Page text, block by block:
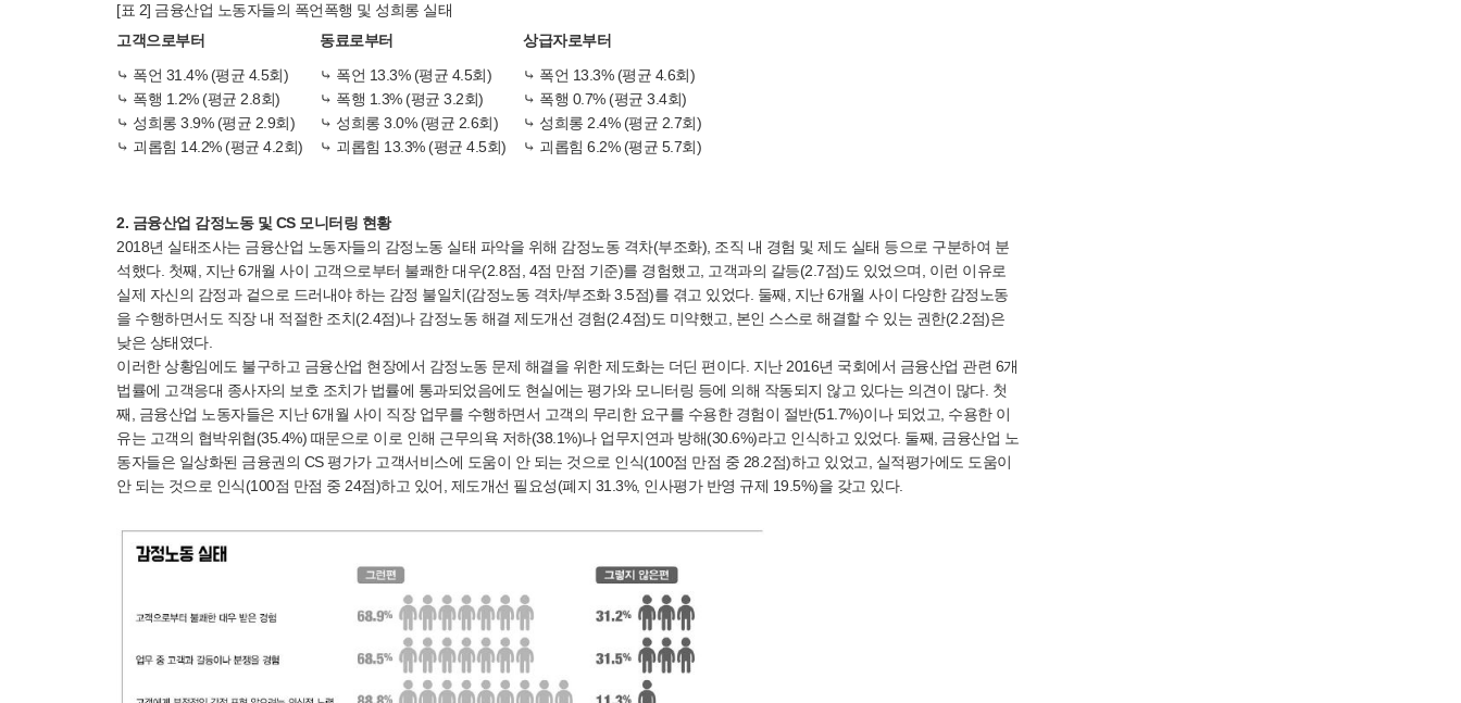
[표 2] 금융산업 노동자들의 폭언폭행 및 성희롱 실태
고객으로부터
동료로부터
상급자로부터
⤷ 폭언 31.4% (평균 4.5회)
⤷ 폭행 1.2% (평균 2.8회)
⤷ 성희롱 3.9% (평균 2.9회)
⤷ 괴롭힘 14.2% (평균 4.2회)
⤷ 폭언 13.3% (평균 4.5회)
⤷ 폭행 1.3% (평균 3.2회)
⤷ 성희롱 3.0% (평균 2.6회)
⤷ 괴롭힘 13.3% (평균 4.5회)
⤷ 폭언 13.3% (평균 4.6회)
⤷ 폭행 0.7% (평균 3.4회)
⤷ 성희롱 2.4% (평균 2.7회)
⤷ 괴롭힘 6.2% (평균 5.7회)
2. 금융산업 감정노동 및 CS 모니터링 현황
2018년 실태조사는 금융산업 노동자들의 감정노동 실태 파악을 위해 감정노동 격차(부조화), 조직 내 경험 및 제도 실태 등으로 구분하여 분
석했다. 첫째, 지난 6개월 사이 고객으로부터 불쾌한 대우(2.8점, 4점 만점 기준)를 경험했고, 고객과의 갈등(2.7점)도 있었으며, 이런 이유로
실제 자신의 감정과 겉으로 드러내야 하는 감정 불일치(감정노동 격차/부조화 3.5점)를 겪고 있었다. 둘째, 지난 6개월 사이 다양한 감정노동
을 수행하면서도 직장 내 적절한 조치(2.4점)나 감정노동 해결 제도개선 경험(2.4점)도 미약했고, 본인 스스로 해결할 수 있는 권한(2.2점)은
낮은 상태였다.
이러한 상황임에도 불구하고 금융산업 현장에서 감정노동 문제 해결을 위한 제도화는 더딘 편이다. 지난 2016년 국회에서 금융산업 관련 6개
법률에 고객응대 종사자의 보호 조치가 법률에 통과되었음에도 현실에는 평가와 모니터링 등에 의해 작동되지 않고 있다는 의견이 많다. 첫
째, 금융산업 노동자들은 지난 6개월 사이 직장 업무를 수행하면서 고객의 무리한 요구를 수용한 경험이 절반(51.7%)이나 되었고, 수용한 이
유는 고객의 협박위협(35.4%) 때문으로 이로 인해 근무의욕 저하(38.1%)나 업무지연과 방해(30.6%)라고 인식하고 있었다. 둘째, 금융산업 노
동자들은 일상화된 금융권의 CS 평가가 고객서비스에 도움이 안 되는 것으로 인식(100점 만점 중 28.2점)하고 있었고, 실적평가에도 도움이
안 되는 것으로 인식(100점 만점 중 24점)하고 있어, 제도개선 필요성(폐지 31.3%, 인사평가 반영 규제 19.5%)을 갖고 있다.